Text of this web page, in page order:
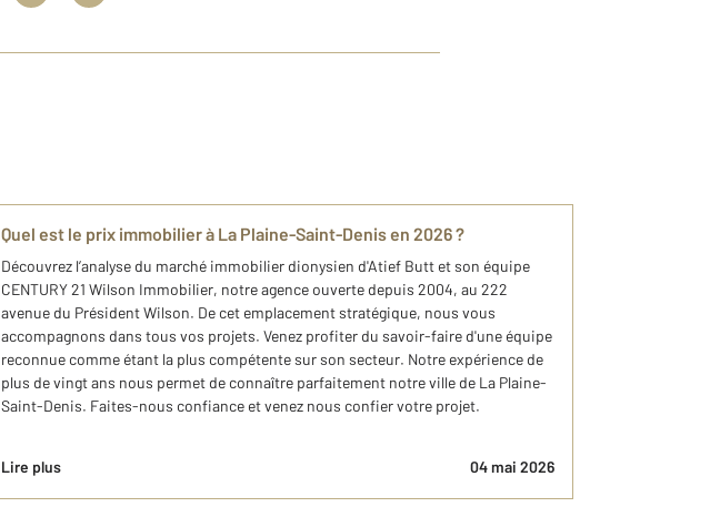
Quel est le prix immobilier à La Plaine-Saint-Denis en 2026 ?​
Découvrez l’analyse du marché ​immobilier dionysien d'Atief Butt et son équipe
CENTURY 21 Wilson Immobilier, notre agence ouverte depuis 2004, au 222
avenue du Président Wilson. De cet emplacement stratégique, nous vous
accompagnons dans tous vos projets. Venez profiter du savoir-faire d'une équipe
reconnue comme étant la plus compétente sur son secteur. Notre expérience de
plus de vingt ans nous permet de connaître parfaitement notre ville de La Plaine-
Saint-Denis. Faites-nous confiance et venez nous confier votre projet.
Lire plus 04 mai 2026